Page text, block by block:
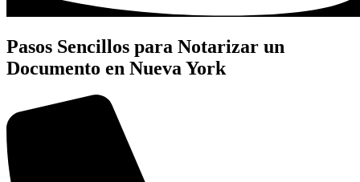
Pasos Sencillos para Notarizar un
Documento en Nueva York